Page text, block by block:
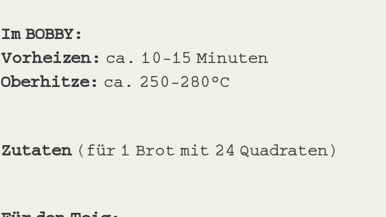
Im BOBBY:
Vorheizen: ca. 10-15 Minuten
Oberhitze: ca. 250-280°C
Zutaten(für 1 Brot mit 24 Quadraten)